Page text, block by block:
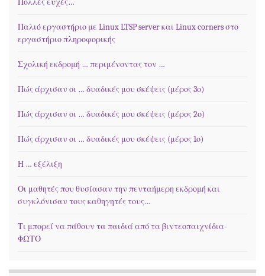
Πολλές ευχές…
Παλιό εργαστήριο με Linux LTSP server και Linux corners στο
εργαστήριο πληροφορικής
Σχολική εκδρομή … περιμένοντας τον …
Πώς άρχισαν οι … δυαδικές μου σκέψεις (μέρος 3ο)
Πώς άρχισαν οι … δυαδικές μου σκέψεις (μέρος 2ο)
Πώς άρχισαν οι … δυαδικές μου σκέψεις (μέρος 1ο)
Η … εξέλιξη
Οι μαθητές που θυσίασαν την πενταήμερη εκδρομή και
συγκλόνισαν τους καθηγητές τους…
Τι μπορεί να πάθουν τα παιδιά από τα βιντεοπαιχνίδια-
ΦΩΤΟ